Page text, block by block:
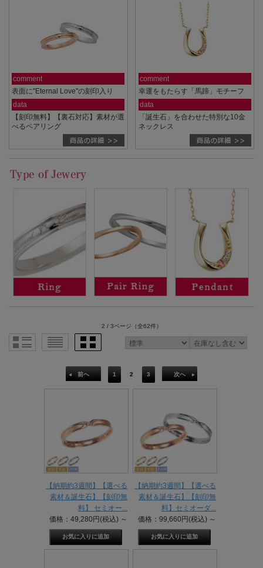
comment
表面に"Eternal Love"の刻印入り
data
【刻印無料】【裏石対応】素材が選
べるペアリング
comment
幸運をもたらす「馬蹄」モチーフ
data
「誕生石」を合わせた特別な10金
ネックレス
2 / 3ページ （全62件）
前へ 1 2 3 次へ
【納期約3週間】【選べる
素材＆誕生石】【刻印無
料】 セミオー...
価格：49,280円(税込) ～
【納期約3週間】【選べる
素材＆誕生石】【刻印無
料】セミオーダ...
価格：99,660円(税込) ～